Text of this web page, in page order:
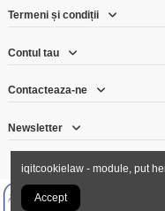
Termeni și condiții
Contul tau
Contacteaza-ne
Newsletter
iqitcookielaw - module, put
Accept